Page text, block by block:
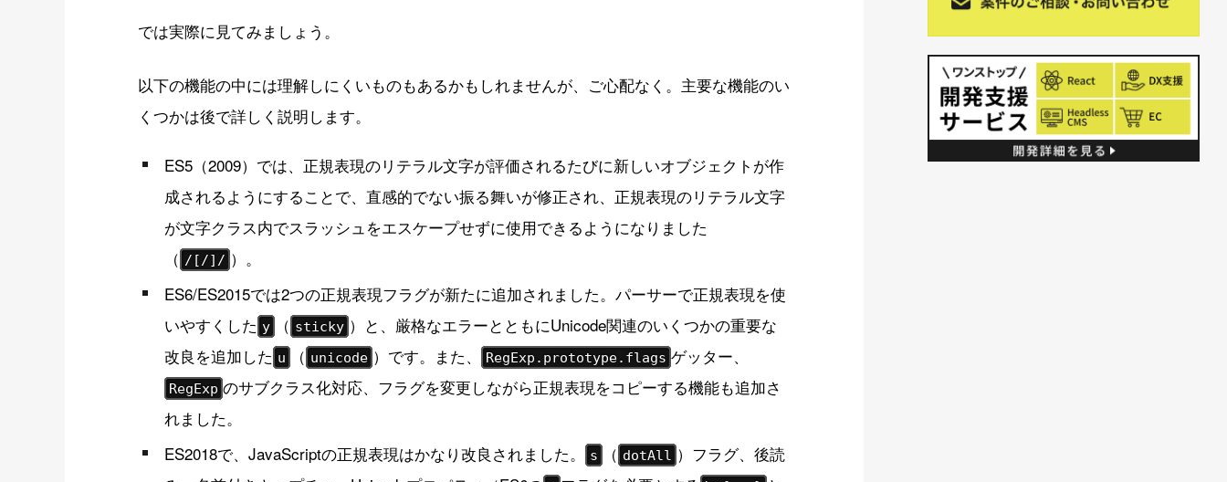
では実際に見てみましょう。
以下の機能の中には理解しにくいものもあるかもしれませんが、ご心配なく。主要な機能のい
くつかは後で詳しく説明します。
ES5（2009）では、正規表現のリテラル文字が評価されるたびに新しいオブジェクトが作
成されるようにすることで、直感的でない振る舞いが修正され、正規表現のリテラル文字
が文字クラス内でスラッシュをエスケープせずに使用できるようになりました
（ /[/]/ ）。
ES6/ES2015では2つの正規表現フラグが新たに追加されました。パーサーで正規表現を使
いやすくした y （ sticky ）と、厳格なエラーとともにUnicode関連のいくつかの重要な
改良を追加した u （ unicode ）です。また、 RegExp.prototype.flags ゲッター、
RegExp のサブクラス化対応、フラグを変更しながら正規表現をコピーする機能も追加さ
れました。
ES2018で、JavaScriptの正規表現はかなり改良されました。 s （ dotAll ）フラグ、後読